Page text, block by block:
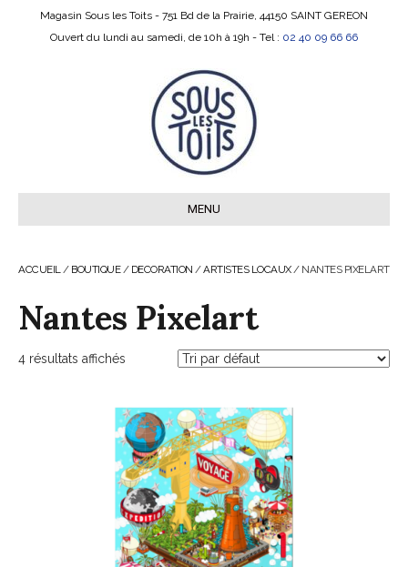
Magasin Sous les Toits - 751 Bd de la Prairie, 44150 SAINT GEREON
Ouvert du lundi au samedi, de 10h à 19h - Tel : 02 40 09 66 66
MENU
ACCUEIL/ BOUTIQUE/ DECORATION /ARTISTES LOCAUX/ NANTES PIXELART
Nantes Pixelart
4 résultats affichés